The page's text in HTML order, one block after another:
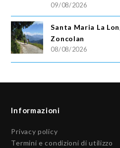
09/08/2026
Santa Maria La
Zoncolan
08/08/2026
Informazioni
Privacy policy
Termini e condizioni di utilizzo